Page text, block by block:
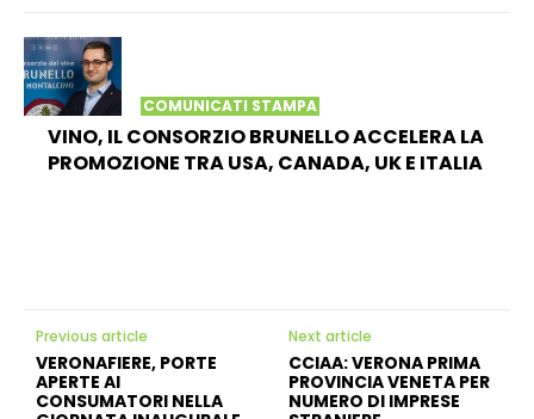
COMUNICATI STAMPA
VINO, IL CONSORZIO BRUNELLO ACCELERA LA
PROMOZIONE TRA USA, CANADA, UK E ITALIA
Previous article
VERONAFIERE, PORTE
APERTE AI
CONSUMATORI NELLA
Next article
CCIAA: VERONA PRIMA
PROVINCIA VENETA PER
NUMERO DI IMPRESE